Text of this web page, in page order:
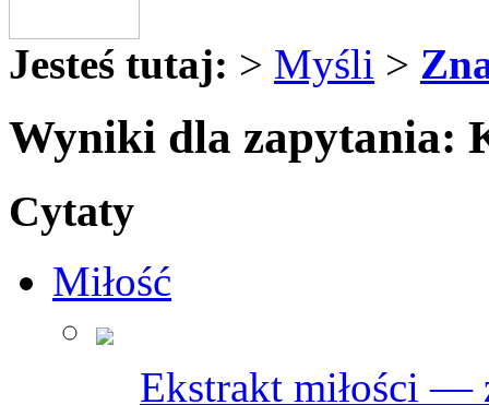
Jesteś tutaj: > Myśli >
Wyniki dla zapytania:
Cytaty
Miłość
Ekstrakt miłości —